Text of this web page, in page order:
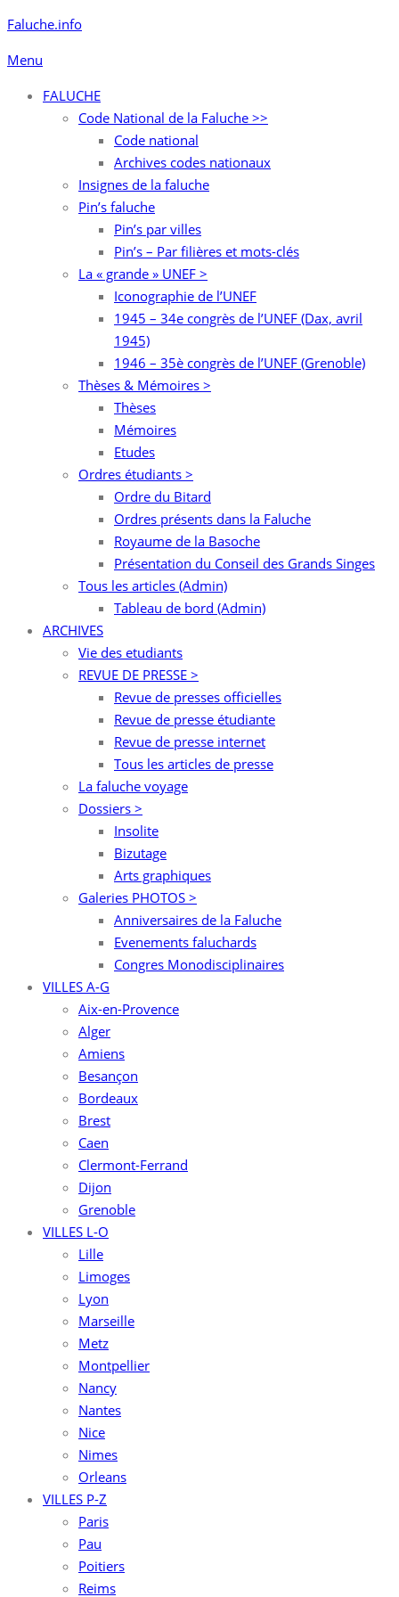
Aller
contenu
Faluche.info
Menu
FALUCHE
Code National de la Faluche >>
Code national
Archives codes nationaux
Insignes de la faluche
Pin’s faluche
Pin’s par villes
Pin’s – Par filières et mots-clés
La « grande » UNEF >
Iconographie de l’UNEF
1945 – 34e congrès de l’UNEF (Dax, avril
1945)
1946 – 35è congrès de l’UNEF (Grenoble)
Thèses & Mémoires >
Thèses
Mémoires
Etudes
Ordres étudiants >
Ordre du Bitard
Ordres présents dans la Faluche
Royaume de la Basoche
Présentation du Conseil des Grands Singes
Tous les articles (Admin)
Tableau de bord (Admin)
ARCHIVES
Vie des etudiants
REVUE DE PRESSE >
Revue de presses officielles
Revue de presse étudiante
Revue de presse internet
Tous les articles de presse
La faluche voyage
Dossiers >
Insolite
Bizutage
Arts graphiques
Galeries PHOTOS >
Anniversaires de la Faluche
Evenements faluchards
Congres Monodisciplinaires
VILLES A-G
Aix-en-Provence
Alger
Amiens
Besançon
Bordeaux
Brest
Caen
Clermont-Ferrand
Dijon
Grenoble
VILLES L-O
Lille
Limoges
Lyon
Marseille
Metz
Montpellier
Nancy
Nantes
Nice
Nimes
Orleans
VILLES P-Z
Paris
Pau
Poitiers
Reims